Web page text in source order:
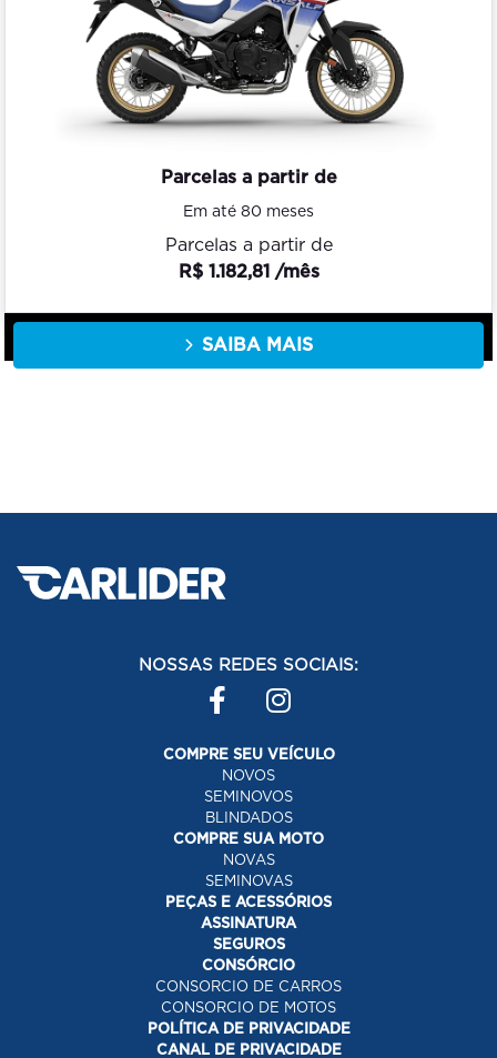
Parcelas a partir de
Em até 80 meses
Parcelas a partir de
R$ 1.182,81 /mês
SAIBA MAIS
NOSSAS REDES SOCIAIS:
COMPRE SEU VEÍCULO
NOVOS
SEMINOVOS
BLINDADOS
COMPRE SUA MOTO
NOVAS
SEMINOVAS
PEÇAS E ACESSÓRIOS
ASSINATURA
SEGUROS
CONSÓRCIO
CONSORCIO DE CARROS
CONSORCIO DE MOTOS
POLÍTICA DE PRIVACIDADE
CANAL DE PRIVACIDADE